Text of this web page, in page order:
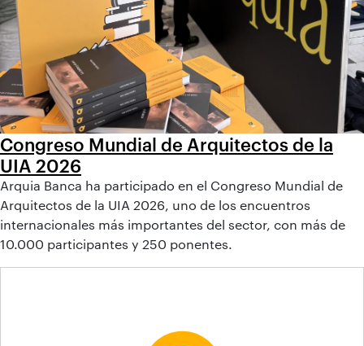
Congreso Mundial de Arquitectos de la
UIA 2026
Arquia Banca ha participado en el Congreso Mundial de
Arquitectos de la UIA 2026, uno de los encuentros
internacionales más importantes del sector, con más de
10.000 participantes y 250 ponentes.